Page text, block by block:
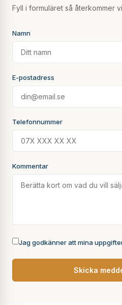
Fyll i formuläret så återkommer
Namn
E-postadress
Telefonnummer
Kommentar
Jag godkänner att mina
Skicka